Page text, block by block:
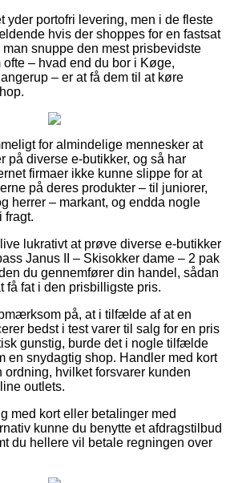
yder portofri levering, men i de fleste
hvis der shoppes for en fastsat
snuppe den mest prisbevidste
ofte – hvad end du bor i Køge,
– er at få dem til at køre
for almindelige mennesker at
på diverse e-butikker, og så har
firmaer ikke kunne slippe for at
på deres produkter – til juniorer,
herrer – markant, og endda nogle
fragt.
lukrativt at prøve diverse e-butikker
Janus II – Skisokker dame – 2 pak
du gennemfører din handel, sådan
få fat i den prisbilligste pris.
på, at i tilfælde af at en
bedst i test varer til salg for en pris
gunstig, burde det i nogle tilfælde
en snydagtig shop. Handler med kort
ordning, hvilket forsvarer kunden
outlets.
med kort eller betalinger med
kunne du benytte et afdragstilbud
du hellere vil betale regningen over